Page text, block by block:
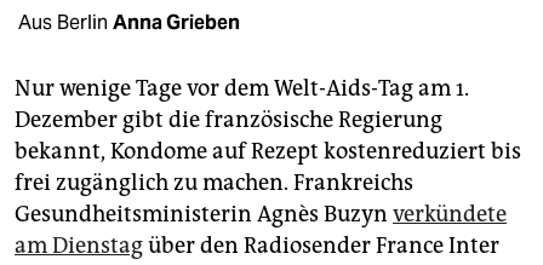
shop
unterstützen
abo
genossenschaft
epaper login
Aus Berlin Anna Grieben
Nur wenige Tage vor dem Welt-Aids-Tag am 1.
Dezember gibt die französische Regierung
bekannt, Kondome auf Rezept kostenreduziert bis
frei zugänglich zu machen. Frankreichs
Gesundheitsministerin Agnès Buzyn verkündete
am Dienstagüber den Radiosender France Inter